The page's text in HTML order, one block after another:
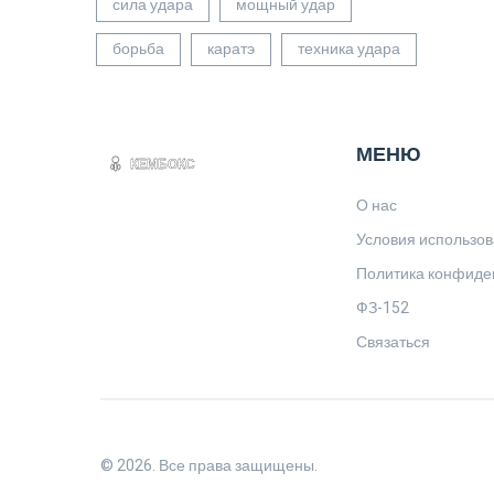
сила удара
мощный удар
борьба
каратэ техника удара
МЕНЮ
О нас
Условия
Политика
ФЗ-152
Связаться
© 2026. Все права защищены.